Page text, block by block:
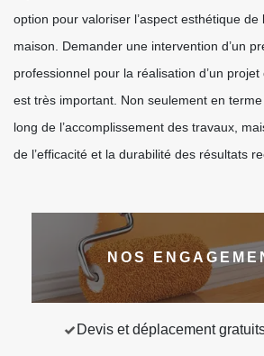
option pour valoriser l’aspect esthétique de
maison. Demander une intervention d’un
professionnel pour la réalisation d’un
est très important. Non seulement en
long de l’accomplissement des travaux,
de l’efficacité et la durabilité des résultats
NOS
Devis et déplacement